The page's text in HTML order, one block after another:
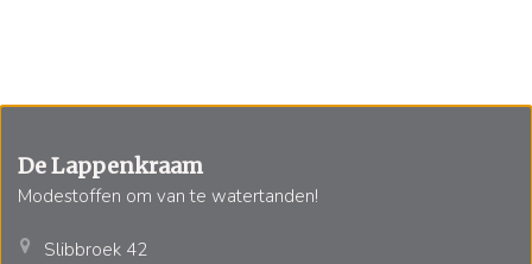
De Lappenkraam
Modestoffen om van te watertanden!
Slibbroek 42